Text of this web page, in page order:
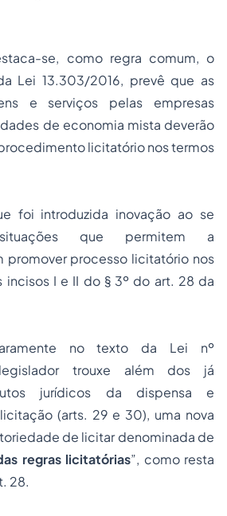
se, como regra comum, o
Lei 13.303/2016, prevê que as
e serviços pelas empresas
de economia mista deverão
licitatório nos termos
foi introduzida inovação ao se
que permitem a
promover processo licitatório nos
incisos I e II do § 3º do art. 28 da
no texto da Lei nº
trouxe além dos já
jurídicos da dispensa e
(arts. 29 e 30), uma nova
de licitar denominada de
regras licitatórias”, como resta
28.